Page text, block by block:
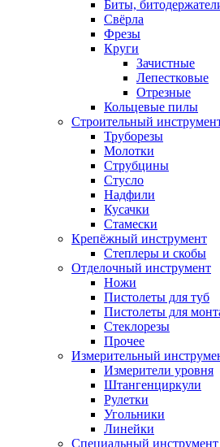
Биты,
Свёрла
Фрезы
Круги
Зачистные
Лепестковые
Отрезные
Кольцевые пилы
Строительный
Труборезы
Молотки
Струбцины
Стусло
Надфили
Кусачки
Стамески
Крепёжный инструмент
Степлеры и скобы
Отделочный инструмент
Ножи
Пистолеты для туб
Пистолеты для
Стеклорезы
Прочее
Измерительный
Измерители уровня
Штангенциркули
Рулетки
Угольники
Линейки
Специальный инструмент